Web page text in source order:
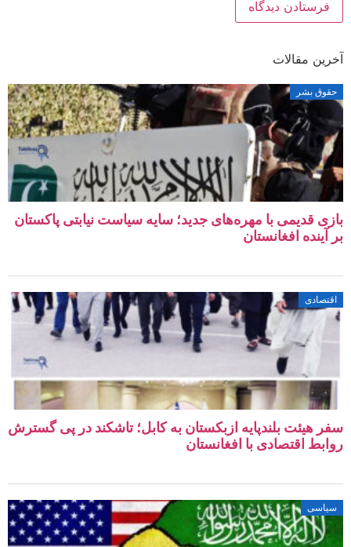
مقالات
بشر
قدیمی با مهره‌های جدید؛ سایه سیاست نیابتی پاکستان
افغانستان
هیئت بلندپایه ازبکستان به کابل؛ تاشکند در پی گسترش
اقتصادی با افغانستان